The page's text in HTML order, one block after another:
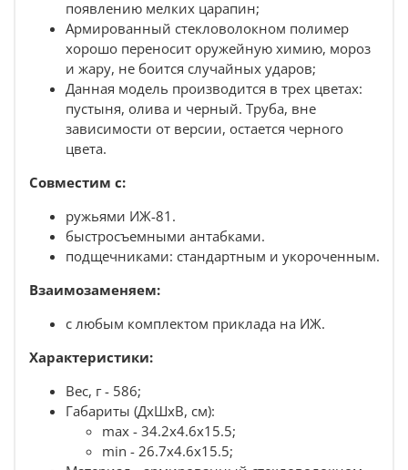
появлению мелких царапин;
Армированный стекловолокном полимер
хорошо переносит оружейную химию, мороз
и жару, не боится случайных ударов;
Данная модель производится в трех цветах:
пустыня, олива и черный. Труба, вне
зависимости от версии, остается черного
цвета.
Совместим с:
ружьями ИЖ-81.
быстросъемными антабками.
подщечниками: стандартным и укороченным.
Взаимозаменяем:
с любым комплектом приклада на ИЖ.
Характеристики:
Вес, г - 586;
Габариты (ДхШхВ, см):
max - 34.2х4.6х15.5;
min - 26.7х4.6х15.5;